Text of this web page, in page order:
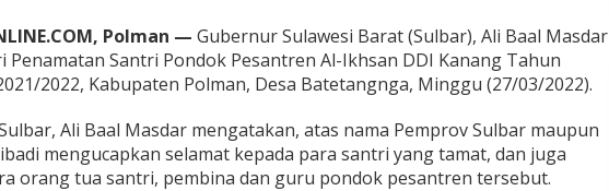
P
o
n
s
A
l
Polman — Gubernur Sulawesi Barat (Sulbar), Ali Baal Masdar
Penamatan Santri Pondok Pesantren Al-Ikhsan DDI Kanang Tahun
2022, Kabupaten Polman, Desa Batetangnga, Minggu (27/03/2022).
Ali Baal Masdar mengatakan, atas nama Pemprov Sulbar maupun
mengucapkan selamat kepada para santri yang tamat, dan juga
orang tua santri, pembina dan guru pondok pesantren tersebut.